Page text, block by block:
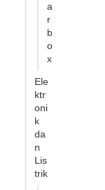
a
r
b
o
x
Ele
ktr
oni
k
da
n
Lis
trik